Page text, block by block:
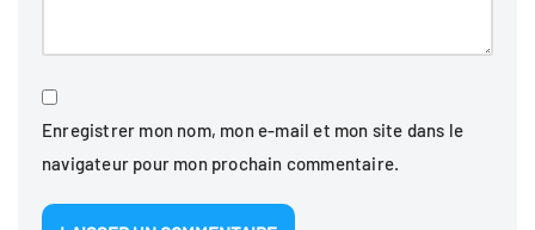
Enregistrer mon nom, mon e-mail et mon site dans le
navigateur pour mon prochain commentaire.